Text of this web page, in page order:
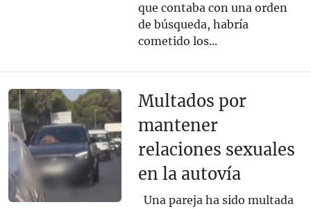
que contaba con una orden
de búsqueda, habría
cometido los...
Multados por
mantener
relaciones sexuales
en la autovía
Una pareja ha sido multada